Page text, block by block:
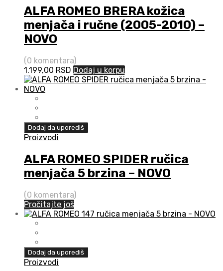
ALFA ROMEO BRERA kožica
menjača i ručne (2005-2010) –
NOVO
(0 komentara)
1.199,00 RSD Dodaj u korpu
Dodaj da uporediš
Proizvodi
ALFA ROMEO SPIDER ručica
menjača 5 brzina – NOVO
(0 komentara)
Pročitajte još
Dodaj da uporediš
Proizvodi